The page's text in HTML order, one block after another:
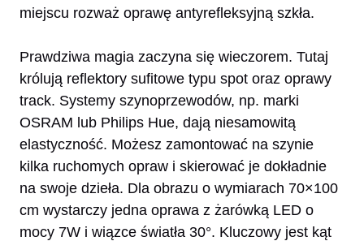
miejscu rozważ oprawę antyrefleksyjną szkła.
Prawdziwa magia zaczyna się wieczorem. Tutaj
królują reflektory sufitowe typu spot oraz oprawy
track. Systemy szynoprzewodów, np. marki
OSRAM lub Philips Hue, dają niesamowitą
elastyczność. Możesz zamontować na szynie
kilka ruchomych opraw i skierować je dokładnie
na swoje dzieła. Dla obrazu o wymiarach 70×100
cm wystarczy jedna oprawa z żarówką LED o
mocy 7W i wiązce światła 30°. Kluczowy jest kąt